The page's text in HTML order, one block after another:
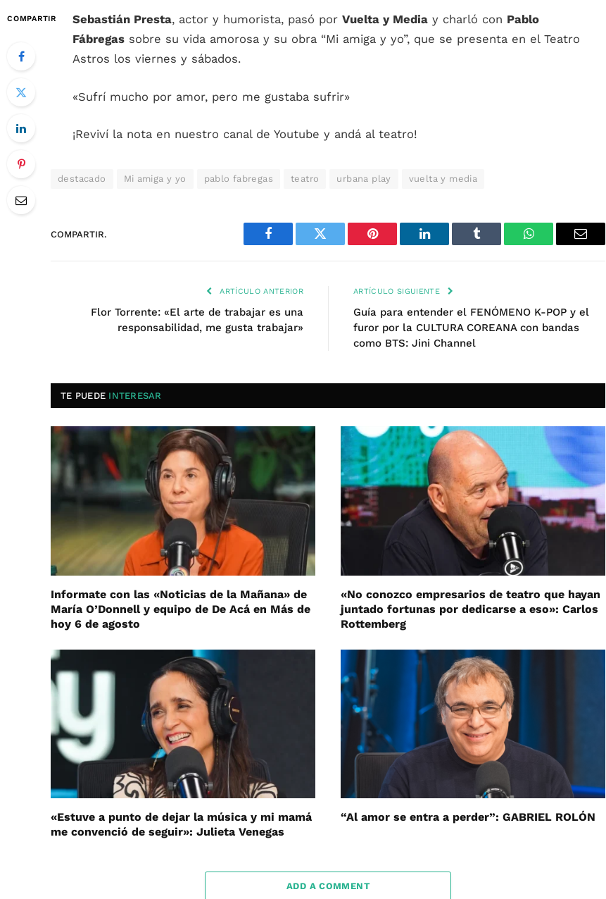
COMPARTIR Sebastián Presta, actor y humorista, pasó por Vuelta y Media y charló con Pablo
Fábregas sobre su vida amorosa y su obra “Mi amiga y yo”, que se presenta en el Teatro
Astros los viernes y sábados.
«Sufrí mucho por amor, pero me gustaba sufrir»
¡Reviví la nota en nuestro canal de Youtube y andá al teatro!
destacado Mi amiga y yo pablo fabregas teatro urbana play vuelta y media
COMPARTIR.
Facebook Twitter Pinterest LinkedIn Tumblr WhatsAppEmail
ARTÍCULO ANTERIOR
Flor Torrente: «El arte de trabajar es una
responsabilidad, me gusta trabajar»
ARTÍCULO SIGUIENTE
Guía para entender el FENÓMENO K-POP y el
furor por la CULTURA COREANA con bandas
como BTS: Jini Channel
TE PUEDE INTERESAR
Informate con las «Noticias de la Mañana» de
María O’Donnell y equipo de De Acá en Más de
hoy 6 de agosto
«No conozco empresarios de teatro que hayan
juntado fortunas por dedicarse a eso»: Carlos
Rottemberg
«Estuve a punto de dejar la música y mi mamá
me convenció de seguir»: Julieta Venegas
“Al amor se entra a perder”: GABRIEL ROLÓN
ADD A COMMENT